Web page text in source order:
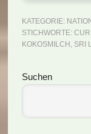
KATEGORIE:
STICHWORTE:
KOKOSMILCH , SRI
Suchen